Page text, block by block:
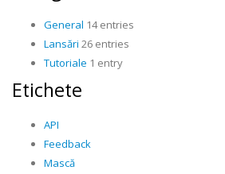
General 14 entries
Lansări 26 entries
Tutoriale 1 entry
Etichete
API
Feedback
Mască